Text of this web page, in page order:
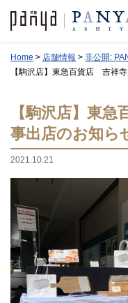
Home > 店舗情報 > 非公開:
【駒沢店】東急百貨店 吉祥
【駒沢店】東
事出店のお知ら
2021.10.21